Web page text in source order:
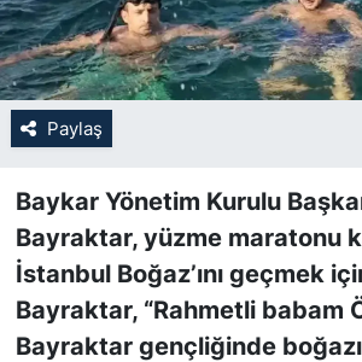
Paylaş
Baykar Yönetim Kurulu
Bayraktar, yüzme maratonu
İstanbul Boğaz’ını geçmek
Bayraktar, “Rahmetli babam
Bayraktar gençliğinde
SARIYER İMAR BARIŞI
SEKTÖR
SON DAKİKA HABERİ
SPOR
TEKNOLOJİ